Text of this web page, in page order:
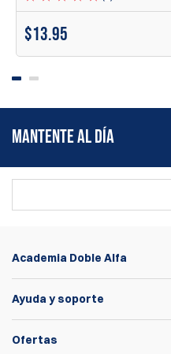
y comodidad durante
$13.95
MANTENTE AL DÍA
Academia Doble Alfa
Ayuda y soporte
Ofertas